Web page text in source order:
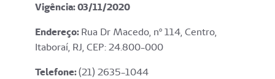
Vigência: 03/11/2020
Endereço:Rua Dr Macedo, nº 114, Centro,
Itaboraí, RJ, CEP: 24.800-000
Telefone:(21) 2635-1044